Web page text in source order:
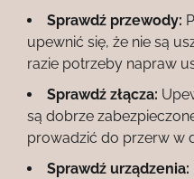
Sprawdź przewody:
upewnić się, że nie są
razie potrzeby napraw
Sprawdź złącza:
są dobrze
prowadzić do przerw w
Sprawdź urządzenia: